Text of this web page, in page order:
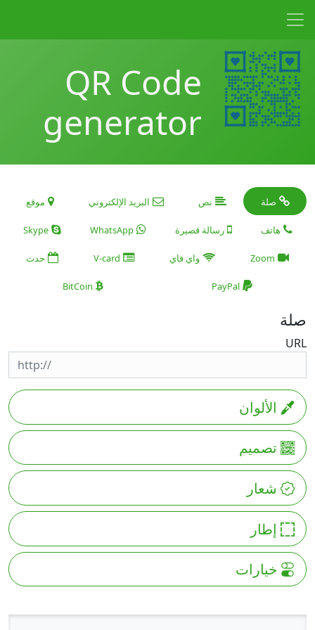
QR Code
generator
صلة نص البريد الإلكتروني موقع
هاتف رسالة قصيرة WhatsApp
Skype
Zoom واي فاي V-card حدث
PayPal
BitCoin
صلة
URL
الألوان
تصميم
شعار
إطار
خيارات